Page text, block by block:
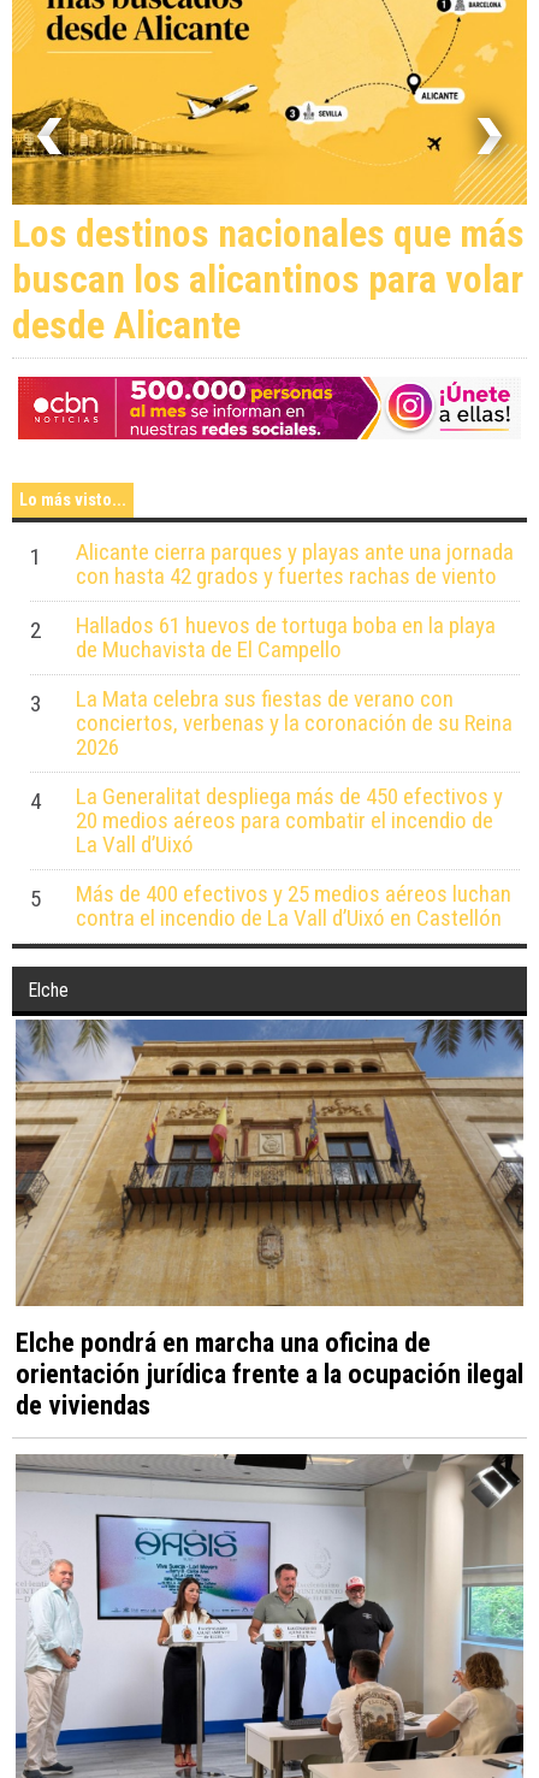
Los destinos nacionales que más
buscan los alicantinos para volar
desde Alicante
Lo más visto...
1
Alicante cierra parques y playas ante una jornada
con hasta 42 grados y fuertes rachas de viento
2
Hallados 61 huevos de tortuga boba en la playa
de Muchavista de El Campello
3
La Mata celebra sus fiestas de verano con
conciertos, verbenas y la coronación de su Reina
2026
4
La Generalitat despliega más de 450 efectivos y
20 medios aéreos para combatir el incendio de
La Vall d’Uixó
5
Más de 400 efectivos y 25 medios aéreos luchan
contra el incendio de La Vall d’Uixó en Castellón
Elche
Elche pondrá en marcha una oficina de
orientación jurídica frente a la ocupación ilegal
de viviendas